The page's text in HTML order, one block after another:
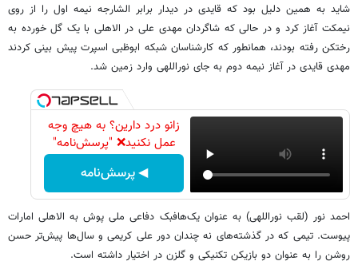
شاید به همین دلیل بود که قایدی در دیدار برابر الشارجه نیمه اول را از روی
نیمکت آغاز کرد و در حالی که شاگردان مهدی علی در الاهلی با یک گل خورده به
رختکن رفته بودند، همانطور که کارشناسان شبکه ابوظبی اسپرت پیش بینی کردند
مهدی قایدی در آغاز نیمه دوم به جای نوراللهی وارد زمین شد.
زانو درد دارین؟ به هیچ وجه
عمل نکنید❌ "پرسش‌نامه"
◀ پرسش‌نامه
احمد نور (لقب نوراللهی) به عنوان یک‌هافبک دفاعی ملی پوش به الاهلی امارات
پیوست. تیمی که در گذشته‌های نه چندان دور علی کریمی و سال‌ها پیش‌تر حسن
روشن را به عنوان دو بازیکن تکنیکی و گلزن در اختیار داشته است.